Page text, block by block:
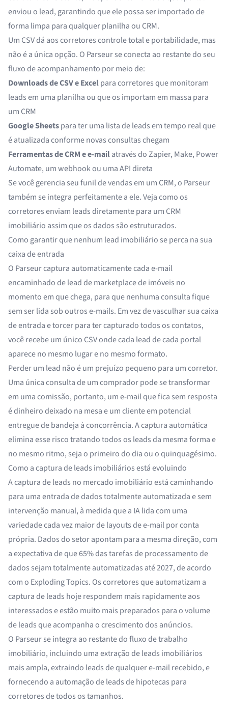
enviou o lead, garantindo que ele possa ser importado de
forma limpa para qualquer planilha ou CRM.
Um CSV dá aos corretores controle total e portabilidade, mas
não é a única opção. O Parseur se conecta ao restante do seu
fluxo de acompanhamento por meio de:
Downloads de CSV e Excelpara corretores que monitoram
leads em uma planilha ou que os importam em massa para
um CRM
Google Sheetspara ter uma lista de leads em tempo real que
é atualizada conforme novas consultas chegam
Ferramentas de CRM e e-mailatravés do Zapier, Make, Power
Automate, um webhook ou uma API direta
Se você gerencia seu funil de vendas em um CRM, o Parseur
também se integra perfeitamente a ele. Veja como os
corretoresenviam leads diretamente para um CRM
imobiliário assim que os dados são estruturados.
Como garantir que nenhum lead imobiliário se perca na sua
caixa de entrada
O Parseur captura automaticamente cada e-mail
encaminhado de lead de marketplace de imóveis no
momento em que chega, para que nenhuma consulta fique
sem ser lida sob outros e-mails. Em vez de vasculhar sua caixa
de entrada e torcer para ter capturado todos os contatos,
você recebe um único CSV onde cada lead de cada portal
aparece no mesmo lugar e no mesmo formato.
Perder um lead não é um prejuízo pequeno para um corretor.
Uma única consulta de um comprador pode se transformar
em uma comissão, portanto, um e-mail que fica sem resposta
é dinheiro deixado na mesa e um cliente em potencial
entregue de bandeja à concorrência. A captura automática
elimina esse risco tratando todos os leads da mesma forma e
no mesmo ritmo, seja o primeiro do dia ou o quinquagésimo.
Como a captura de leads imobiliários está evoluindo
A captura de leads no mercado imobiliário está caminhando
para uma entrada de dados totalmente automatizada e sem
intervenção manual, à medida que a IA lida com uma
variedade cada vez maior de layouts de e-mail por conta
própria. Dados do setor apontam para a mesma direção, com
a expectativa de que65% das tarefas de processamento de
dados sejam totalmente automatizadas até 2027, de acordo
com o Exploding Topics. Os corretores que automatizam a
captura de leads hoje respondem mais rapidamente aos
interessados e estão muito mais preparados para o volume
de leads que acompanha o crescimento dos anúncios.
O Parseur se integra ao restante do fluxo de trabalho
imobiliário, incluindo umaextração de leads imobiliários
mais ampla,extraindo leads de qualquer e-mail recebido, e
fornecendo a automação de leads de hipotecas para
corretores de todos os tamanhos.